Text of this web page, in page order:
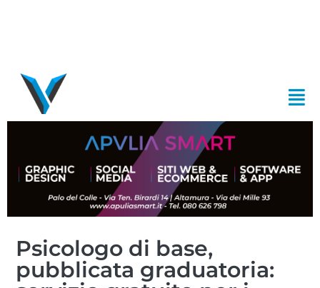
Psicologo di base,
pubblicata graduatoria: